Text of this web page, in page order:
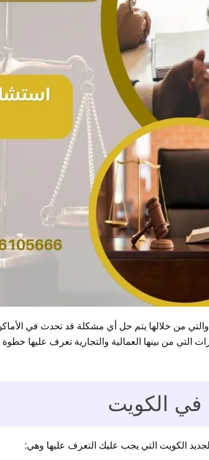
من خلالها يتم حل أي مشكلة قد تحدث في الأماكن
التي من بينها العمالية والتجارية تعرف عليها
في الكويت
الكويت التي يجب عليك التعرف عليها وهي: